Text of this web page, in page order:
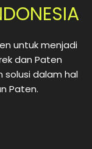
untuk menjadi
dan Paten
solusi dalam hal
Paten.